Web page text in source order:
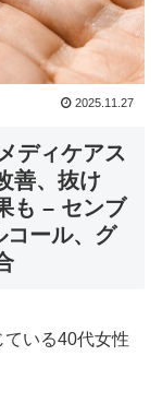
2025.11.27
ディケアス
善、抜け
も – センブ
コール、グ
いる40代女性